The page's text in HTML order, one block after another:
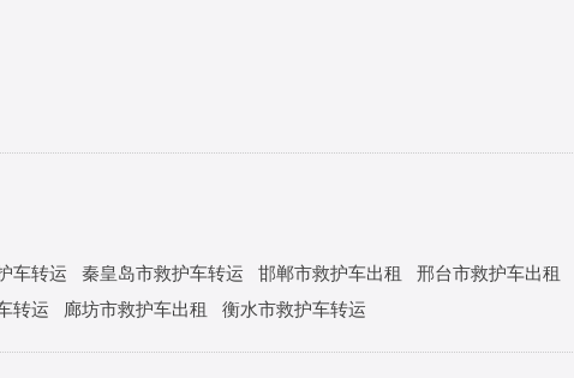
车转运 秦皇岛市救护车转运 邯郸市救护车出租 邢台市救护车出租
转运 廊坊市救护车出租 衡水市救护车转运